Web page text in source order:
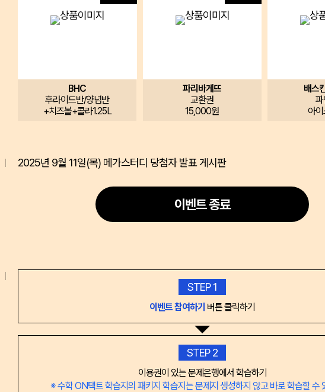
메가스터디
BHC
후라이드반/양념반
+치즈볼+콜라1.25L
파리바게뜨
교환권
15,000원
배스
아
2025년 9월 11일(목) 메가스터디 당첨자 발표 게시판
이벤트 종료
STEP 1
이벤트 참여하기 버튼 클릭하기
STEP 2
이용권이 있는 문제은행에서 학습하기
※ 수학 ON택트 학습지의 패키지 학습지는 문제지 생성하지 않고 바로 학습할 수